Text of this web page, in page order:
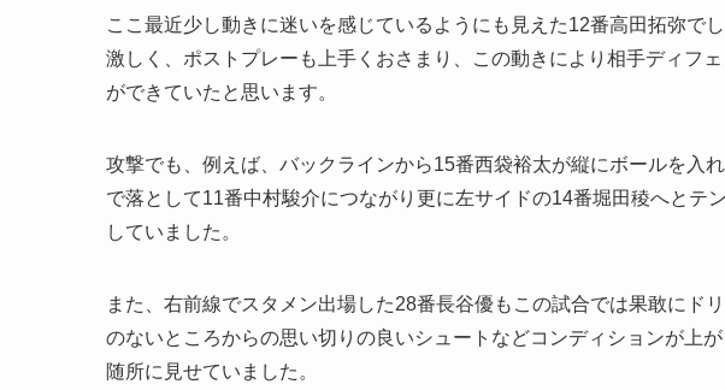
ここ最近少し動きに迷いを感じているようにも見えた12番高田拓弥で
激しく、ポストプレーも上手くおさまり、この動きにより相手ディフ
ができていたと思います。
攻撃でも、例えば、バックラインから15番西袋裕太が縦にボールを入
で落として11番中村駿介につながり更に左サイドの14番堀田稜へとテ
していました。
また、右前線でスタメン出場した28番長谷優もこの試合では果敢にド
のないところからの思い切りの良いシュートなどコンディションが上
随所に見せていました。